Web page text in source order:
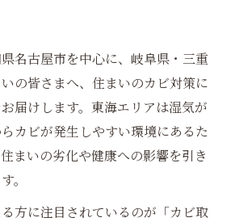
名古屋市を中心に、岐阜県・三重
の皆さまへ、住まいのカビ対策に
届けします。東海エリアは湿気が
カビが発生しやすい環境にあるた
まいの劣化や健康への影響を引き
。
方に注目されているのが「カビ取